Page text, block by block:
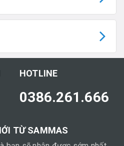
HOTLINE
0386.261.666
TỪ SAMMAS